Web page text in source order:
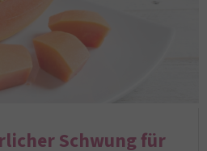
Schwung für